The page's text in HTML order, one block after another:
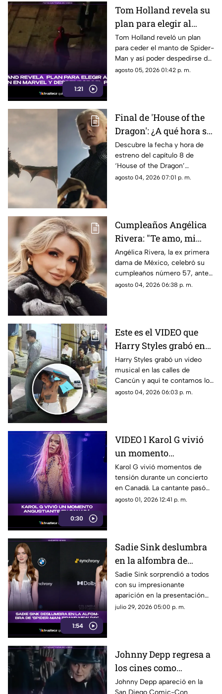
1:21
Tom Holland revela su
plan para elegir al
próximo Spider-Man
en Marvel y despedirse
del personaje
Tom Holland reveló un plan
para ceder el manto de Spider-
Man y así poder despedirse del
personaje. Aquí te
agosto 05, 2026 01:42 p. m.
Final de 'House of the
Dragon': ¿A qué hora se
estrena el ÚLTIMO
capítulo de la
temporada 3 de La Casa
del Dragón en México?
Descubre la fecha y hora de
estreno del capítulo 8 de
‘House of the Dragon’
temporada 3 en México. Todos
agosto 04, 2026 07:01 p. m.
Cumpleaños Angélica
Rivera: "Te amo, mi
Gaviota", uno de los
mensajes a la ex
primera dama
Angélica Rivera, la ex primera
dama de México, celebró su
cumpleaños número 57, ante
esto las muestras de cariño no
agosto 04, 2026 06:38 p. m.
Este es el VIDEO que
Harry Styles grabó en
Cancún: ¿En qué zonas
de Quintana Roo filmó
el cantante el videoclip
de ‘Lights Up’?
Harry Styles grabó un video
musical en las calles de
Cancún y aquí te contamos los
detalles de la grabación, así
agosto 04, 2026 06:03 p. m.
0:30
VIDEO l Karol G vivió
un momento
angustiante durante
una presentación en
Canadá
Karol G vivió momentos de
tensión durante un concierto
en Canadá. La cantante pasó
un gran susto en plena
agosto 01, 2026 12:41 p. m.
1:54
Sadie Sink deslumbra
en la alfombra de
'Spider-Man: Brand
New Day'
Sadie Sink sorprendió a todos
con su impresionante
aparición en la presentación
de ‘Spider-Man: Brand New
julio 29, 2026 05:00 p. m.
Johnny Depp regresa a
los cines como
Ebenezer Scrooge en
Johnny Depp apareció en la